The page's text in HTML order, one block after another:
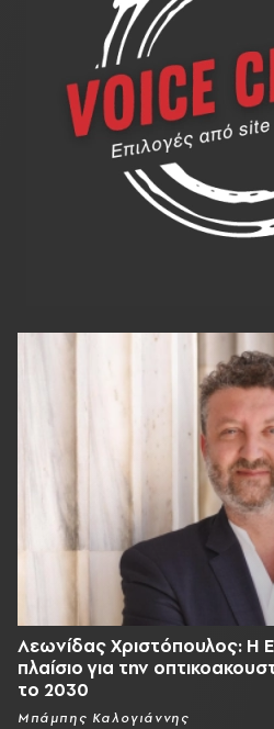
Λεωνίδας Χριστόπουλος: Η
πλαίσιο για την
το 2030
Μπάμπης Καλογιάννης